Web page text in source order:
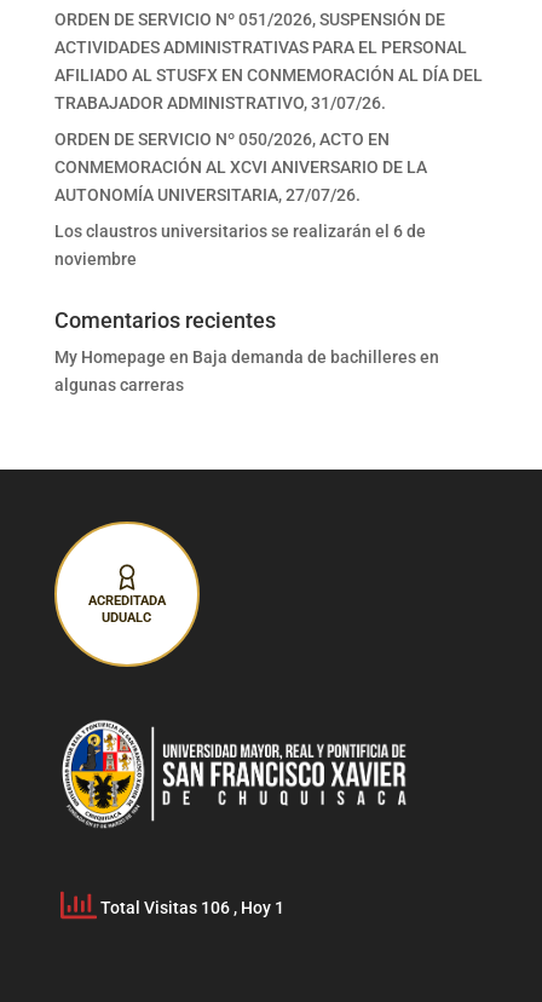
ORDEN DE SERVICIO Nº 051/2026, SUSPENSIÓN DE
ACTIVIDADES ADMINISTRATIVAS PARA EL PERSONAL
AFILIADO AL STUSFX EN CONMEMORACIÓN AL DÍA DEL
TRABAJADOR ADMINISTRATIVO, 31/07/26.
ORDEN DE SERVICIO Nº 050/2026, ACTO EN
CONMEMORACIÓN AL XCVI ANIVERSARIO DE LA
AUTONOMÍA UNIVERSITARIA, 27/07/26.
Los claustros universitarios se realizarán el 6 de
noviembre
Comentarios recientes
My Homepage en Baja demanda de bachilleres en
algunas carreras
ACREDITADA
UDUALC
Total Visitas 106 , Hoy 1